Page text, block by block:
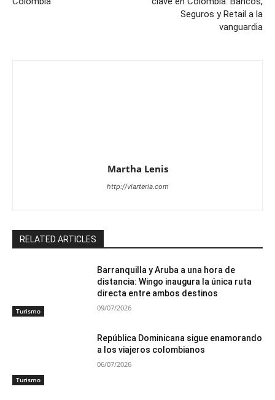
Seguros y Retail a la
vanguardia
Martha Lenis
http://viarteria.com
RELATED ARTICLES
Turismo
Barranquilla y Aruba a una hora de
distancia: Wingo inaugura la única ruta
directa entre ambos destinos
09/07/2026
Turismo
República Dominicana sigue enamorando
a los viajeros colombianos
06/07/2026